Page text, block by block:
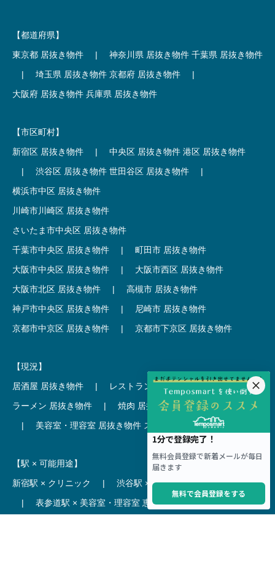
【都道府県】
東京都 居抜き物件
| 神奈川県 居抜き物件 千葉県 居抜き物件
|
埼玉県 居抜き物件 京都府 居抜き物件
|
大阪府 居抜き物件 兵庫県 居抜き物件
【市区町村】
新宿区 居抜き物件
| 中央区 居抜き物件 港区 居抜き物件
|
渋谷区 居抜き物件 世田谷区 居抜き物件
|
横浜市中区 居抜き物件
川崎市川崎区 居抜き物件
さいたま市中央区 居抜き物件
千葉市中央区 居抜き物件
|
町田市 居抜き物件
大阪市中央区 居抜き物件
|
大阪市西区 居抜き物件
大阪市北区 居抜き物件
|
高槻市 居抜き物件
神戸市中央区 居抜き物件
|
尼崎市 居抜き物件
京都市中京区 居抜き物件
| 京都市下京区 居抜き物件
【現況】
居酒屋 居抜き物件
|
レストラン 居抜き物件
ラーメン 居抜き物件
| 焼肉 居抜き物件 カフェ 居抜き物件
|
美容室・理容室 居抜き物件 スケルトン
【駅 × 可能用途】
新宿駅 × クリニック
| 渋谷駅 × カフェ 池袋駅 × ラーメン
|
表参道駅 × 美容室・理容室 恵比寿駅 × レストラン
|